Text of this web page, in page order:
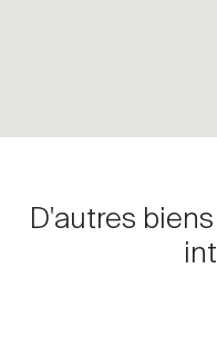
D'autres